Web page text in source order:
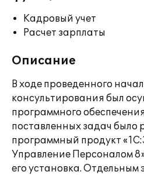
Кадровый учет
Расчет зарплаты
Описание
В ходе проведенного
консультирования был
программного
поставленных задач было
программный продукт
Управление Персоналом
его установка. Отдельным